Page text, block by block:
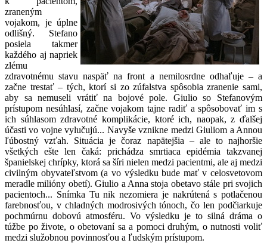
zraneným
vojakom, je úplne
odlišný. Stefano
posiela takmer
každého aj napriek
zlému
zdravotnému stavu naspäť na front a nemilosrdne odhaľuje – a
začne trestať – tých, ktorí si zo zúfalstva spôsobia zranenie sami,
aby sa nemuseli vrátiť na bojové pole. Giulio so Stefanovým
prístupom nesúhlasí, začne vojakom tajne radiť a spôsobovať im s
ich súhlasom zdravotné komplikácie, ktoré ich, naopak, z ďalšej
účasti vo vojne vylučujú... Navyše vznikne medzi Giuliom a Annou
ľúbostný vzťah. Situácia je čoraz napätejšia – ale to najhoršie
všetkých ešte len čaká: prichádza smrtiaca epidémia takzvanej
španielskej chrípky, ktorá sa šíri nielen medzi pacientmi, ale aj medzi
civilným obyvateľstvom (a vo výsledku bude mať v celosvetovom
meradle milióny obetí). Giulio a Anna stoja obetavo stále pri svojich
pacientoch... Snímka Tu nik nezomiera je nakrútená s potlačenou
farebnosťou, v chladných modrosivých tónoch, čo len podčiarkuje
pochmúrnu dobovú atmosféru. Vo výsledku je to silná dráma o
túžbe po živote, o obetovaní sa a pomoci druhým, o nutnosti voliť
medzi služobnou povinnosťou a ľudským prístupom.